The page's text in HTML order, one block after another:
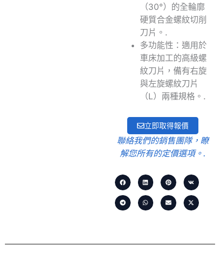
（30°）的全輪廓
硬質合金螺紋切削
刀片。.
多功能性：適用於
車床加工的高級螺
紋刀片，備有右旋
與左旋螺紋刀片
（L）兩種規格。.
立即取得報價
聯絡我們的銷售團隊，瞭
解您所有的定價選項。.